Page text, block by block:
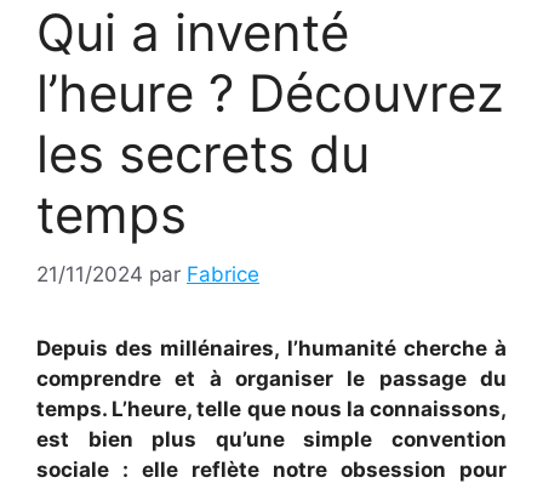
Qui a inventé
l’heure ? Découvrez
les secrets du
temps
21/11/2024 par Fabrice
Depuis des millénaires, l’humanité cherche à
comprendre et à organiser le passage du
temps. L’heure, telle que nous la connaissons,
est bien plus qu’une simple convention
sociale : elle reflète notre obsession pour